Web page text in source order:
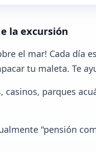
la excursión
el mar! Cada día
tu maleta. Te
casinos, parques
"pensión